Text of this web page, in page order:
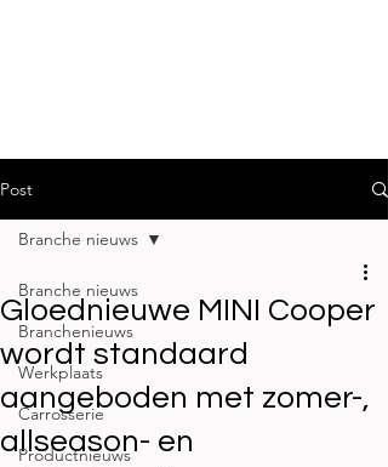
Post
Branche nieuws
Branchenieuws
Werkplaats
Carrosserie
Productnieuws
Branche nieuws
Gloednieuwe MINI Cooper
wordt standaard
aangeboden met zomer-,
allseason- en